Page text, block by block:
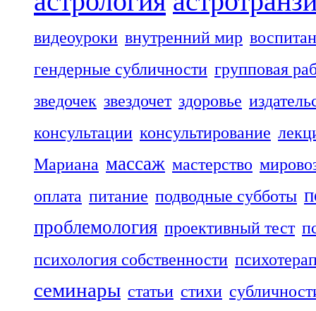
видеоуроки внутренний мир
гендерные субличности групповая
зведочек звездочет здоровье
консультации консультирование
Мариана массаж мастерство
оплата питание подводные субботы
проблемология проективный тест
психология собственности
семинары статьи стихи